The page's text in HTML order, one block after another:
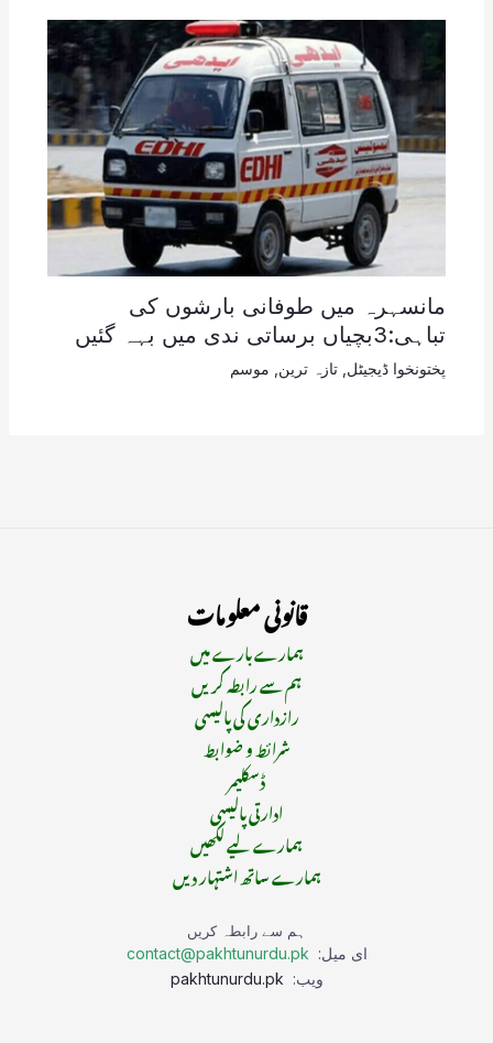
مانسہرہ میں طوفانی بارشوں کی
تباہی:3بچیاں برساتی ندی میں بہہ گئیں
پختونخوا ڈیجیٹل تازہ ترین موسم
قانونی معلومات
ہمارے بارے میں
ہم سے رابطہ کریں
رازداری کی پالیسی
شرائط و ضوابط
ڈسکلیمر
ادارتی پالیسی
ہمارے لیے لکھیں
ہمارے ساتھ اشتہار دیں
ہم سے رابطہ کریں
ای میل: contact@pakhtunurdu.pk
ویب: